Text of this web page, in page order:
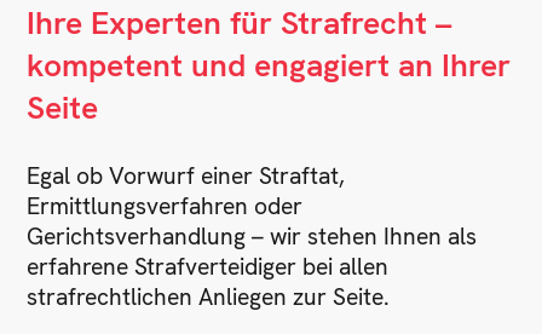
Ihre Experten für Strafrecht –
kompetent und engagiert an Ihrer
Seite
Egal ob Vorwurf einer Straftat,
Ermittlungsverfahren oder
Gerichtsverhandlung – wir stehen Ihnen als
erfahrene Strafverteidiger bei allen
strafrechtlichen Anliegen zur Seite.